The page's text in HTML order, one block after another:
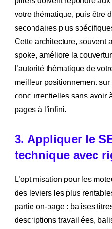
votre thématique, puis être
secondaires plus
Cette architecture, souvent
spoke, améliore la
l’autorité thématique de
meilleur positionnement sur
concurrentielles sans avoir
pages à l’infini.
3. Appliquer le
technique avec
L’optimisation pour les
des leviers les plus
partie on-page : balises
descriptions travaillées,